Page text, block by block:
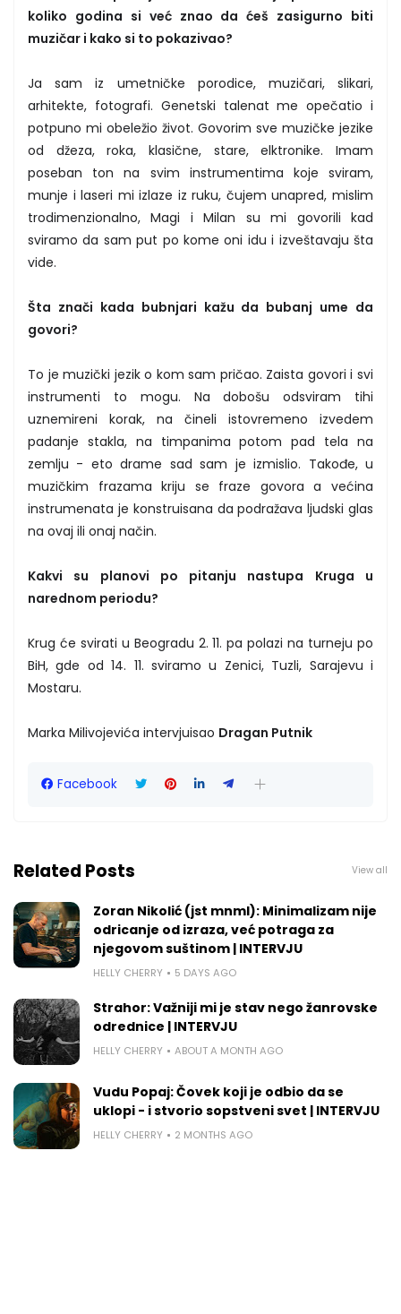
koliko godina si već znao da ćeš zasigurno biti
muzičar i kako si to pokazivao?
Ja sam iz umetničke porodice, muzičari, slikari,
arhitekte, fotografi. Genetski talenat me opečatio i
potpuno mi obeležio život. Govorim sve muzičke jezike
od džeza, roka, klasične, stare, elktronike. Imam
poseban ton na svim instrumentima koje sviram,
munje i laseri mi izlaze iz ruku, čujem unapred, mislim
trodimenzionalno, Magi i Milan su mi govorili kad
sviramo da sam put po kome oni idu i izveštavaju šta
vide.
Šta znači kada bubnjari kažu da bubanj ume da
govori?
To je muzički jezik o kom sam pričao. Zaista govori i svi
instrumenti to mogu. Na dobošu odsviram tihi
uznemireni korak, na čineli istovremeno izvedem
padanje stakla, na timpanima potom pad tela na
zemlju - eto drame sad sam je izmislio. Takođe, u
muzičkim frazama kriju se fraze govora a većina
instrumenata je konstruisana da podražava ljudski glas
na ovaj ili onaj način.
Kakvi su planovi po pitanju nastupa Kruga u
narednom periodu?
Krug će svirati u Beogradu 2. 11. pa polazi na turneju po
BiH, gde od 14. 11. sviramo u Zenici, Tuzli, Sarajevu i
Mostaru.
Marka Milivojevića intervjuisao Dragan Putnik
Facebook
Related Posts View all
Zoran Nikolić (jst mnml): Minimalizam nije
odricanje od izraza, već potraga za
njegovom suštinom | INTERVJU
HELLY CHERRY 5 DAYS AGO
Strahor: Važniji mi je stav nego žanrovske
odrednice | INTERVJU
HELLY CHERRY ABOUT A MONTH AGO
Vudu Popaj: Čovek koji je odbio da se
uklopi - i stvorio sopstveni svet | INTERVJU
HELLY CHERRY 2 MONTHS AGO